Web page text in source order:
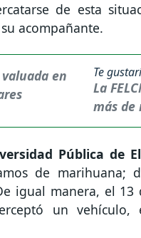
de esta
acompañante.
Te
La
más de
Pública de
de marihuana;
igual manera, el 13
un